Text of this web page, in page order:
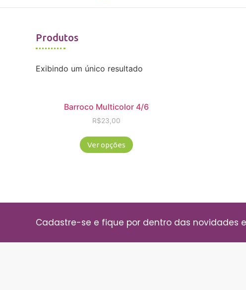
Produtos
Exibindo um único resultado
Barroco Multicolor 4/6
R$23,00
Ver opções
Cadastre-se e fique por dentro das novidades